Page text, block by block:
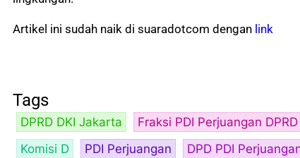
Artikel ini sudah naik di suaradotcom dengan link
Tags
DPRD DKI Jakarta
Fraksi PDI Perjuangan
Komisi D
PDI Perjuangan
DPD PDI